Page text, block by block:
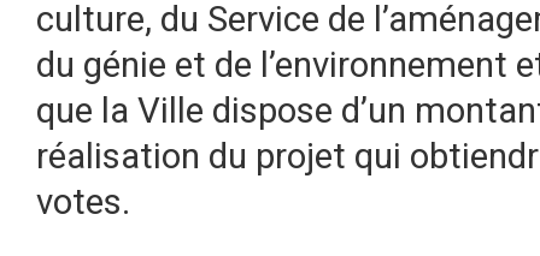
culture, du Service de
du génie et de l’environnement
que la Ville dispose d’un
réalisation du projet qui
votes.